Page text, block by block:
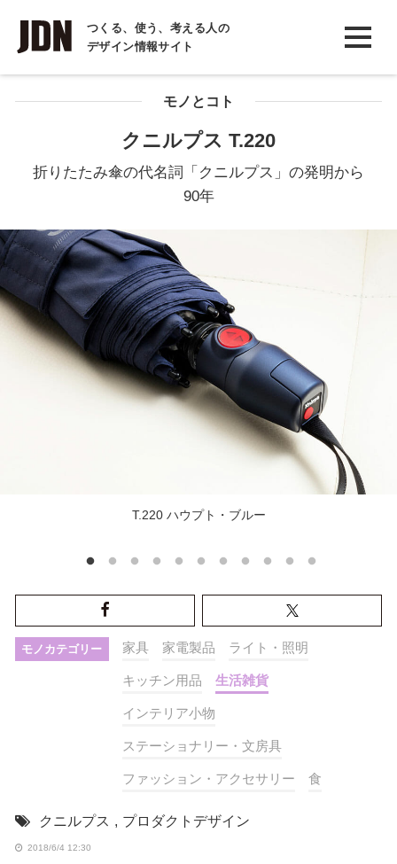
つくる、使う、考える人の
デザイン情報サイト
INTERVIEW
インタビュー
REPORT
COLUMN
モノとコト
クニルプス T.220
折りたたみ傘の代名詞「クニルプス」の発明から
90年
T.220 ハウプト・ブルー
モノカテゴリー 家具 家電製品 ライト・照明
キッチン用品 生活雑貨
インテリア小物
ステーショナリー・文房具
ファッション・アクセサリー 食
クニルプス , プロダクトデザイン
2018/6/4 12:30